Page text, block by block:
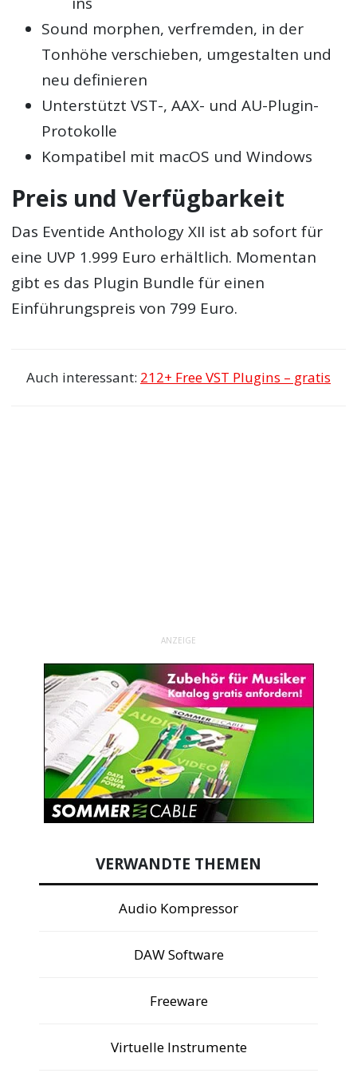
Sound morphen, verfremden, in der
Tonhöhe verschieben, umgestalten und
neu definieren
Unterstützt VST-, AAX- und AU-Plugin-
Protokolle
Kompatibel mit macOS und Windows
Preis und Verfügbarkeit
Das Eventide Anthology XII ist ab sofort für
eine UVP 1.999 Euro erhältlich. Momentan
gibt es das Plugin Bundle für einen
Einführungspreis von 799 Euro.
Auch interessant: 212+ Free VST Plugins – gratis
ANZEIGE
VERWANDTE THEMEN
Audio Kompressor
DAW Software
Freeware
Virtuelle Instrumente